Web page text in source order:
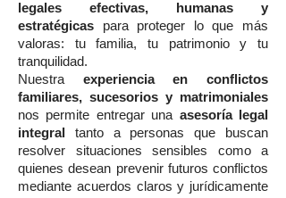
legales efectivas, humanas y
estratégicas para proteger lo que más
valoras: tu familia, tu patrimonio y tu
tranquilidad.
Nuestra experiencia en conflictos
familiares, sucesorios y matrimoniales
nos permite entregar una asesoría legal
integral
tanto a personas que buscan
resolver situaciones sensibles como a
quienes desean prevenir futuros conflictos
mediante acuerdos claros y jurídicamente